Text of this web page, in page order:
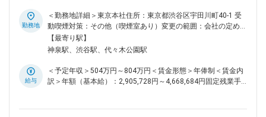
ータイアップ広告／編集タイアップ広告／ディスプレイ広告／
アフィリエイト広告／【new】AIマーケティング広告：AIによ
るゼロクリック検索時代にブランド形成・獲得を増やすプロダ
クト／【new】リテール・販促：オンライン・オフラインの購
寄り添い、人々の安心や笑顔につながる体験を提供することを
目指しています。 ■配属部署： ・Amebaブログ ・Ameba塾探
し/Ameba学校探し ・Amebaチョイス ・ドットマネー/ドット
ギフト ・マネ会/ドットマガジン ・ピグパーティ/ピグ新規 ※
り、本人の志向・スキルなどをもとに決定いたします。 ■配属
ポジション： ・事業責任者候補 ・プロデューサー/プランナー
行推進～分析～改善までを一気通貫で担うポジションです。
勤務地
＜勤務地詳細＞東京本社住所：東京都渋谷区宇田川町40-1 受
動喫煙対策：その他（喫煙室あり）変更の範囲：会社の定める
事業所（リモートワーク含む）
【最寄り駅】
神泉駅、渋谷駅、代々木公園駅
給与
＜予定年収＞504万円～804万円＜賃金形態＞年俸制＜賃金内
訳＞年額（基本給）：2,905,728円～4,668,684円固定残業手